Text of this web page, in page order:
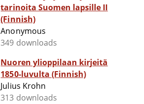
tarinoita Suomen lapsille II
(Finnish)
Anonymous
349 downloads
Nuoren ylioppilaan kirjeitä
1850-luvulta (Finnish)
Julius Krohn
313 downloads